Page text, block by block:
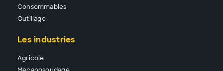
Consommables
Outillage
Les industries
Agricole